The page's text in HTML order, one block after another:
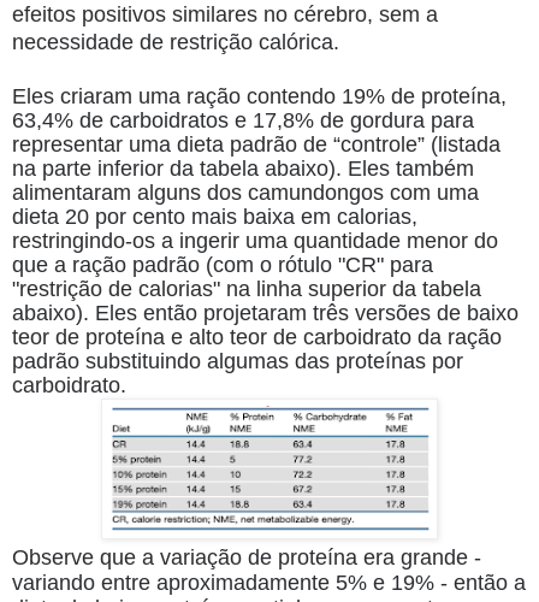
efeitos positivos similares no cérebro, sem a
necessidade de restrição calórica.
Eles criaram uma ração contendo 19% de proteína,
63,4% de carboidratos e 17,8% de gordura para
representar uma dieta padrão de “controle” (listada
na parte inferior da tabela abaixo). Eles também
alimentaram alguns dos camundongos com uma
dieta 20 por cento mais baixa em calorias,
restringindo-os a ingerir uma quantidade menor do
que a ração padrão (com o rótulo "CR" para
"restrição de calorias" na linha superior da tabela
abaixo). Eles então projetaram três versões de baixo
teor de proteína e alto teor de carboidrato da ração
padrão substituindo algumas das proteínas por
carboidrato.
Observe que a variação de proteína era grande -
variando entre aproximadamente 5% e 19% - então a